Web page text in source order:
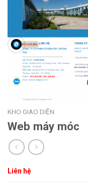
KHO GIAO DIỆN
Web máy móc
Liên hệ